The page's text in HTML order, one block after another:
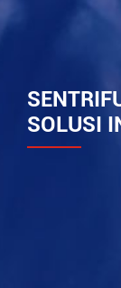
SOLUSI